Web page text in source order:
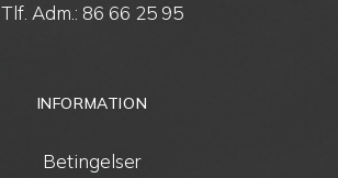
Tlf. Adm.: 86 66 25 95
INFORMATION
Betingelser